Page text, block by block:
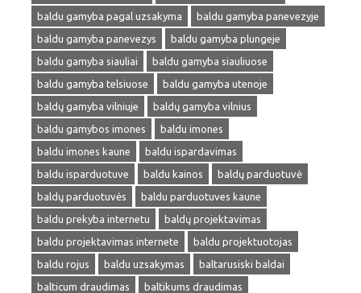
baldu gamyba pagal uzsakyma
baldu gamyba panevezyje
baldu gamyba panevezys
baldu gamyba plungeje
baldu gamyba siauliai
baldu gamyba siauliuose
baldu gamyba telsiuose
baldu gamyba utenoje
baldų gamyba vilniuje
baldų gamyba vilnius
baldu gamybos imones
baldu imones
baldu imones kaune
baldu ispardavimas
baldu isparduotuve
baldu kainos
baldų parduotuvė
baldų parduotuvės
baldu parduotuves kaune
baldu prekyba internetu
baldų projektavimas
baldu projektavimas internete
baldu projektuotojas
baldu rojus
baldu uzsakymas
baltarusiski baldai
balticum draudimas
baltikums draudimas